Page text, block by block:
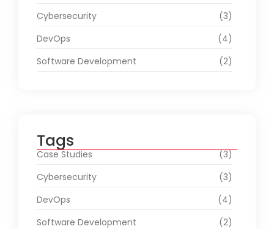
Cybersecurity
(3)
DevOps
(4)
Software Development
(2)
Tags
Case Studies
(3)
Cybersecurity
(3)
DevOps
(4)
Software Development
(2)